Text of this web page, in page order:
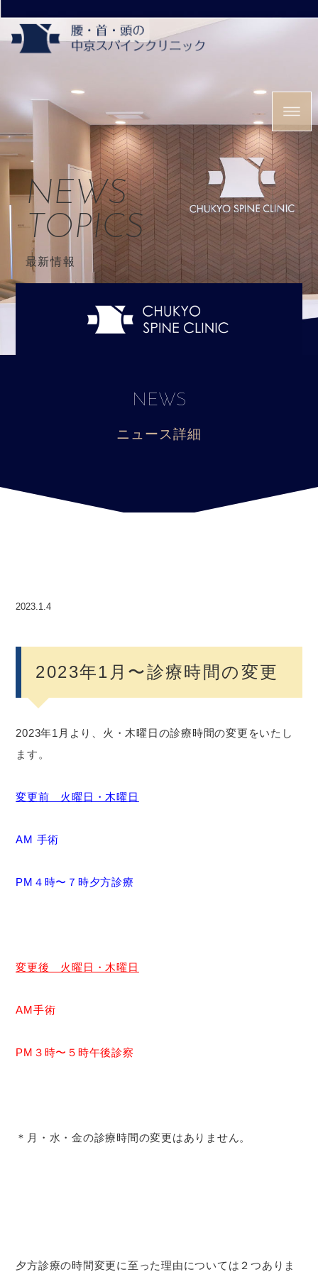
NEWS
TOPICS
最新情報
NEWS
ニュース詳細
2023.1.4
2023年1月〜診療時間の変更
2023年1月より、火・木曜日の診療時間の変更をいたし
ます。
変更前 火曜日・木曜日
AM 手術
PM４時〜７時夕方診療
変更後 火曜日・木曜日
AM手術
PM ３時〜５時午後診察
＊月・水・金の診療時間の変更はありません。
夕方診療の時間変更に至った理由については２つありま